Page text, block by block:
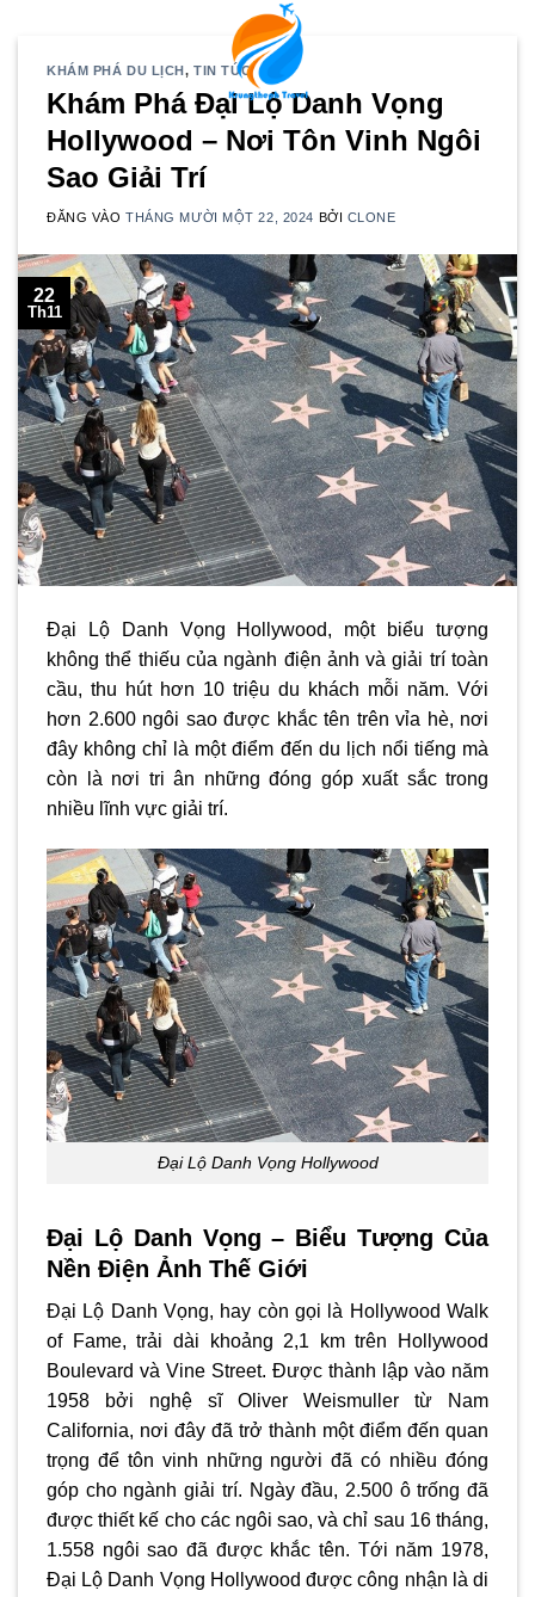
KHÁM PHÁ DU LỊCH,TIN TỨC
Khám Phá Đại Lộ Danh Vọng
Hollywood – Nơi Tôn Vinh Ngôi
Sao Giải Trí
ĐĂNG VÀOTHÁNG MƯỜI MỘT 22, 2024 BỞI CLONE
22
Th11
Đại Lộ Danh Vọng Hollywood, một biểu tượng
không thể thiếu của ngành điện ảnh và giải trí toàn
cầu, thu hút hơn 10 triệu du khách mỗi năm. Với
hơn 2.600 ngôi sao được khắc tên trên vỉa hè, nơi
đây không chỉ là một điểm đến du lịch nổi tiếng mà
còn là nơi tri ân những đóng góp xuất sắc trong
nhiều lĩnh vực giải trí.
Đại Lộ Danh Vọng Hollywood
Đại Lộ Danh Vọng – Biểu Tượng Của
Nền Điện Ảnh Thế Giới
Đại Lộ Danh Vọng, hay còn gọi là Hollywood Walk
of Fame, trải dài khoảng 2,1 km trên Hollywood
Boulevard và Vine Street. Được thành lập vào năm
1958 bởi nghệ sĩ Oliver Weismuller từ Nam
California, nơi đây đã trở thành một điểm đến quan
trọng để tôn vinh những người đã có nhiều đóng
góp cho ngành giải trí. Ngày đầu, 2.500 ô trống đã
được thiết kế cho các ngôi sao, và chỉ sau 16 tháng,
1.558 ngôi sao đã được khắc tên. Tới năm 1978,
Đại Lộ Danh Vọng Hollywood được công nhận là di